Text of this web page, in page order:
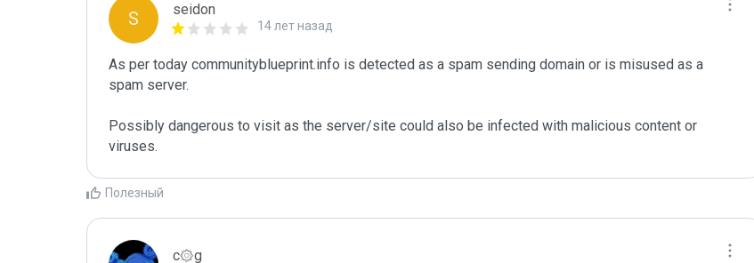
S seidon
14 лет назад
As per today communityblueprint.info is detected as a spam sending domain or is misused as a
spam server.
Possibly dangerous to visit as the server/site could also be infected with malicious content or
viruses.
Полезный
c۞g